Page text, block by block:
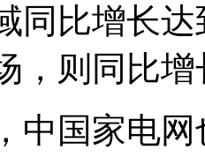
同比增长
，则同比
国家电网